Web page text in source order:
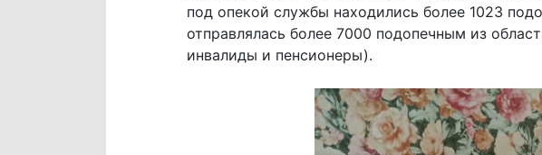
под опекой службы находились более 1023
отправлялась более 7000 подопечным из
инвалиды и пенсионеры).